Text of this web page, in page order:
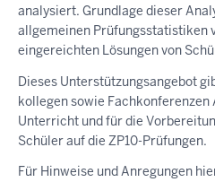
analysiert. Grundlage dieser
allgemeinen Prüfungsstatistiken
eingereichten Lösungen von
Dieses Unterstützungsangebot
kollegen sowie Fachkonferenzen
Unterricht und für die
Schüler auf die ZP10-Prüfungen.
Für Hinweise und Anregungen